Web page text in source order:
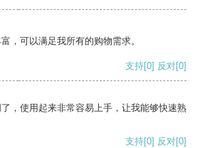
，可以满足我所有的购物需求。
支持[0] 反对[0]
，使用起来非常容易上手，让我能够快速熟
支持[0] 反对[0]